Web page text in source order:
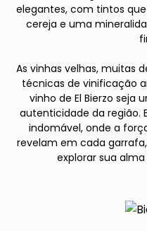
elegantes, com tintos
cereja e uma
As vinhas velhas, muitas
técnicas de vinificação
vinho de El Bierzo seja
autenticidade da região.
indomável, onde a
revelam em cada
explorar sua